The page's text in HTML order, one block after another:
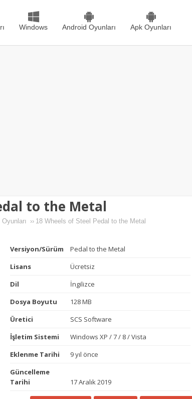
Windows Android Oyunları Apk Oyunları
to the Metal
›› 18 Wheels of Steel Pedal to the Metal
Versiyon/Sürüm
Pedal to the Metal
Lisans
Ücretsiz
Dil
İngilizce
Dosya Boyutu
128 MB
Üretici
SCS Software
İşletim Sistemi
Windows XP / 7 / 8 / Vista
Eklenme Tarihi
9 yıl önce
Güncelleme
Tarihi
17 Aralık 2019